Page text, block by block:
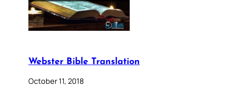
Webster Bible Translation
October 11, 2018